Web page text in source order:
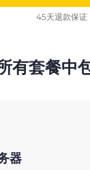
45天退款保证
有套餐中
器